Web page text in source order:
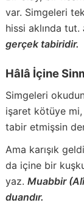
var. Simgeleri
hissi aklında tut.
gerçek tabiridir.
Hâlâ İçine
Simgeleri
işaret kötüye
tabir etmişsin
Ama karışık
da içine bir
yaz. Muabbir
duandır.